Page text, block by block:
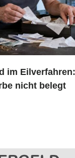
im
nicht belegt